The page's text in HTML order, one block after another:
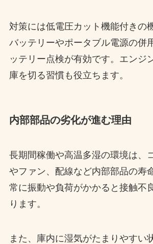
対策には低電圧カット機能付きの
バッテリーやポータブル電源の併
ッテリー点検が有効です。エンジ
庫を切る習慣も役立ちます。
内部部品の劣化が進む理由
長期間稼働や高温多湿の環境は、
やファン、配線など内部部品の寿
常に振動や負荷がかかると接触不
ります。
また、庫内に湿気がたまりやすい